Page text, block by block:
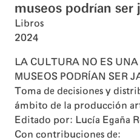
museos podrían ser
Libros
2024
LA CULTURA NO ES
MUSEOS PODRÍAN SER
Toma de decisiones y
ámbito de la producción
Editado por: Lucía Egaña
Con contribuciones de: